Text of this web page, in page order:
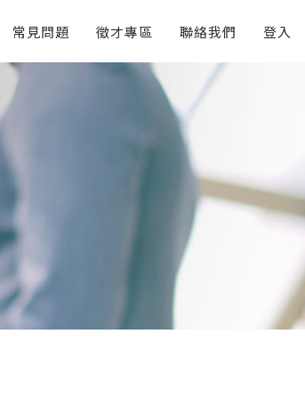
常見問題 徵才專區 聯絡我們 登入